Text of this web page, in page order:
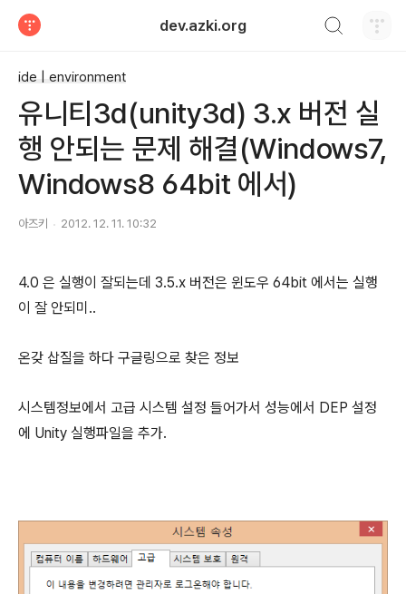
dev.azki.org
ide | environment
유니티3d(unity3d) 3.x 버전 실
행 안되는 문제 해결(Windows7,
Windows8 64bit 에서)
아즈키 2012. 12. 11. 10:32
4.0 은 실행이 잘되는데 3.5.x 버전은 윈도우 64bit 에서는 실행
이 잘 안되미..
온갖 삽질을 하다 구글링으로 찾은 정보
시스템정보에서 고급 시스템 설정 들어가서 성능에서 DEP 설정
에 Unity 실행파일을 추가.